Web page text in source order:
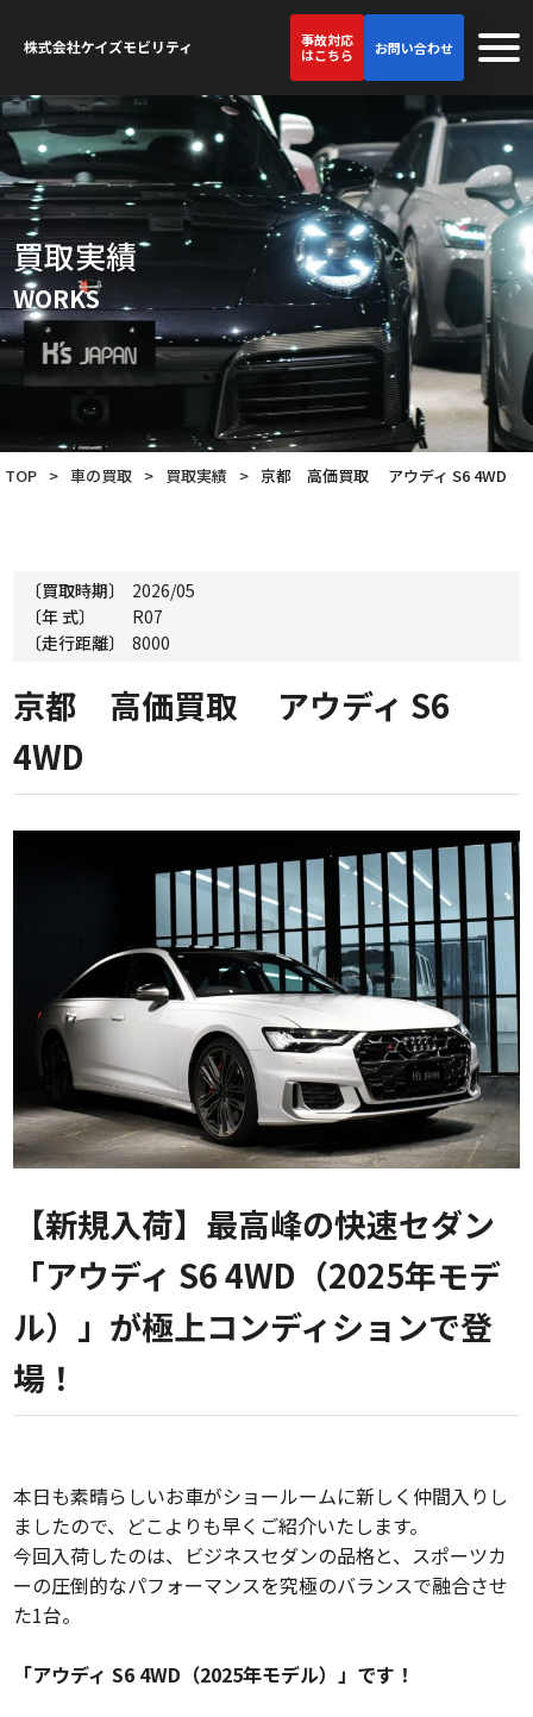
事故対応
はこちら
お問い合わせ
買取実績
WORKS
TOP > 車の買取 > 買取実績 > 京都 高価買取 アウディ S6 4WD
〔買取時期〕
2026/05
〔年 式〕
R07
〔走行距離〕
8000
京都 高価買取 アウディ S6
4WD
【新規入荷】最高峰の快速セダン
「アウディ S6 4WD（2025年モデ
ル）」が極上コンディションで登
場！
本日も素晴らしいお車がショールームに新しく仲間入りし
ましたので、どこよりも早くご紹介いたします。
今回入荷したのは、ビジネスセダンの品格と、スポーツカ
ーの圧倒的なパフォーマンスを究極のバランスで融合させ
た1台。
「アウディ S6 4WD（2025年モデル）」です！